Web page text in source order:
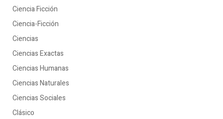
Ciencia Ficción
Ciencia-Ficción
Ciencias
Ciencias Exactas
Ciencias Humanas
Ciencias Naturales
Ciencias Sociales
Clásico